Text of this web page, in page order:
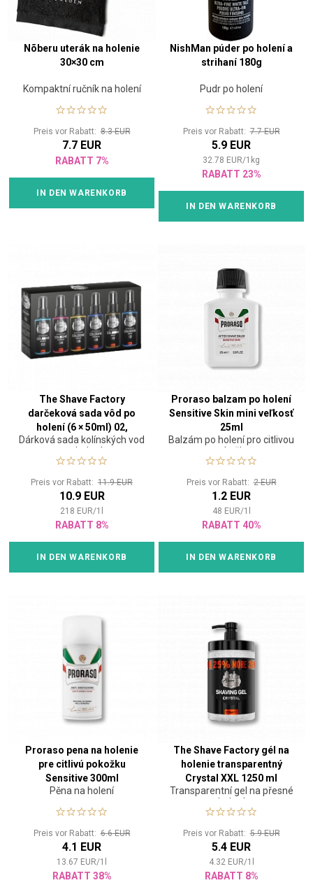
Nõberu uterák na holenie
30×30 cm
Kompaktní ručník na holení
Preis vor Rabatt:8.3 EUR
7.7 EUR
RABATT 7%
IN DEN WARENKORB
NishMan púder po holení a
strihaní 180g
Pudr po holení
Preis vor Rabatt:7.7 EUR
5.9 EUR
32.78 EUR/1 kg
RABATT 23%
IN DEN WARENKORB
The Shave Factory
darčeková sada vôd po
holení (6 × 50ml) 02,
červená
Dárková sada kolínských vod
po holení
Preis vor Rabatt: 11.9 EUR
10.9 EUR
218 EUR/1
RABATT 8%
IN DEN WARENKORB
Proraso balzam po holení
Sensitive Skin mini veľkosť
25ml
Balzám po holení pro citlivou
pokožku
Preis vor Rabatt:2 EUR
1.2 EUR
48 EUR/1
RABATT 40%
IN DEN WARENKORB
Proraso pena na holenie
pre citlivú pokožku
Sensitive 300ml
Pěna na holení
Preis vor Rabatt:6.6 EUR
4.1 EUR
13.67 EUR/1
RABATT 38%
The Shave Factory gél na
holenie transparentný
Crystal XXL 1250 ml
Transparentní gel na přesné
holení
Preis vor Rabatt:5.9 EUR
5.4 EUR
4.32 EUR/1
RABATT 8%